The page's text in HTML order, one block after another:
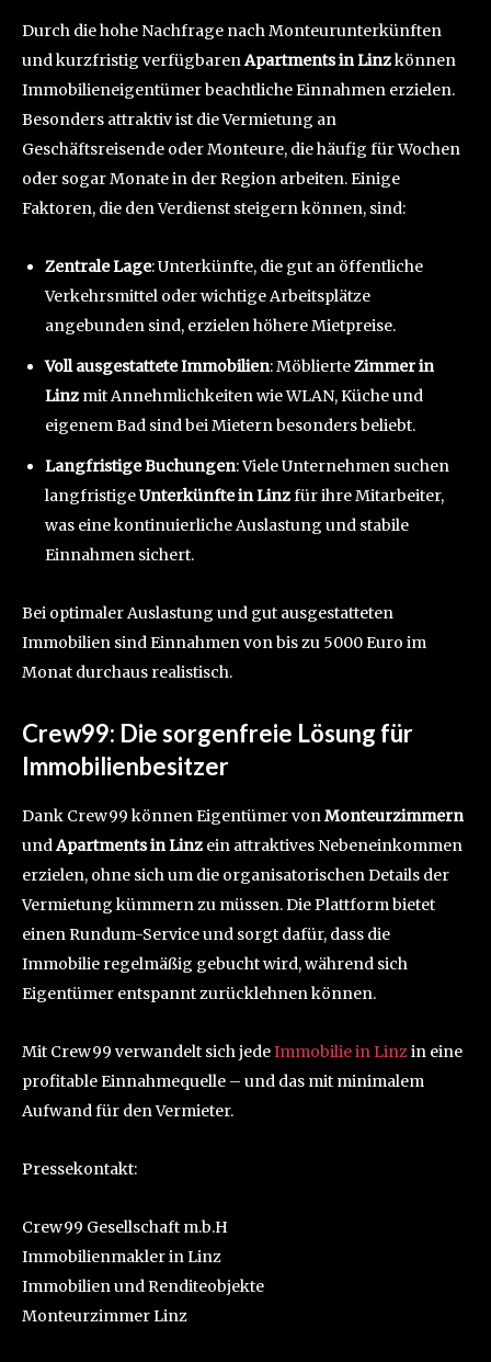
Durch die hohe Nachfrage nach Monteurunterkünften
und kurzfristig verfügbarenApartments in Linzkönnen
Immobilieneigentümer beachtliche Einnahmen erzielen.
Besonders attraktiv ist die Vermietung an
Geschäftsreisende oder Monteure, die häufig für Wochen
oder sogar Monate in der Region arbeiten. Einige
Faktoren, die den Verdienst steigern können, sind:
Zentrale Lage: Unterkünfte, die gut an öffentliche
Verkehrsmittel oder wichtige Arbeitsplätze
angebunden sind, erzielen höhere Mietpreise.
Voll ausgestattete Immobilien: MöblierteZimmer in
Linz mit Annehmlichkeiten wie WLAN, Küche und
eigenem Bad sind bei Mietern besonders beliebt.
Langfristige Buchungen: Viele Unternehmen suchen
langfristigeUnterkünfte in Linzfür ihre Mitarbeiter,
was eine kontinuierliche Auslastung und stabile
Einnahmen sichert.
Bei optimaler Auslastung und gut ausgestatteten
Immobilien sind Einnahmen von bis zu 5000 Euro im
Monat durchaus realistisch.
Crew99: Die sorgenfreie Lösung für
Immobilienbesitzer
Dank Crew99 können Eigentümer vonMonteurzimmern
undApartments in Linz ein attraktives Nebeneinkommen
erzielen, ohne sich um die organisatorischen Details der
Vermietung kümmern zu müssen. Die Plattform bietet
einen Rundum-Service und sorgt dafür, dass die
Immobilie regelmäßig gebucht wird, während sich
Eigentümer entspannt zurücklehnen können.
Mit Crew99 verwandelt sich jedeImmobilie in Linzin eine
profitable Einnahmequelle – und das mit minimalem
Aufwand für den Vermieter.
Pressekontakt:
Crew99 Gesellschaft m.b.H
Immobilienmakler in Linz
Immobilien und Renditeobjekte
Monteurzimmer Linz